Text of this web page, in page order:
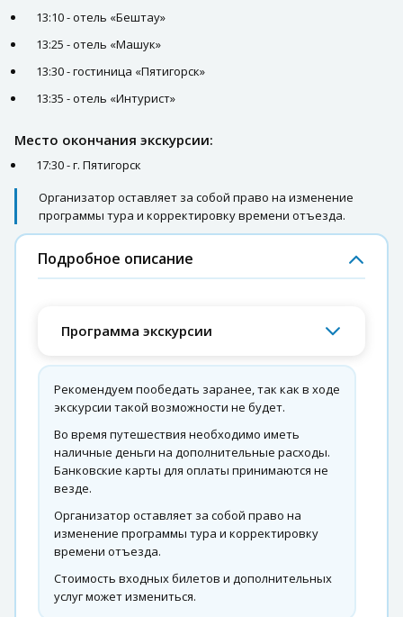
13:10 - отель «Бештау»
13:25 - отель «Машук»
13:30 - гостиница «Пятигорск»
13:35 - отель «Интурист»
Место окончания экскурсии:
17:30 - г. Пятигорск
Организатор оставляет за собой право на изменение
программы тура и корректировку времени отъезда.
Подробное описание
Программа экскурсии
Рекомендуем пообедать заранее, так как в ходе
экскурсии такой возможности не будет.
Во время путешествия необходимо иметь
наличные деньги на дополнительные расходы.
Банковские карты для оплаты принимаются не
везде.
Организатор оставляет за собой право на
изменение программы тура и корректировку
времени отъезда.
Стоимость входных билетов и дополнительных
услуг может измениться.